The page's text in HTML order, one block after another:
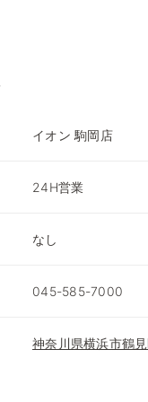
イオン 駒岡店
24H営業
なし
045-585-7000
神奈川県横浜市鶴